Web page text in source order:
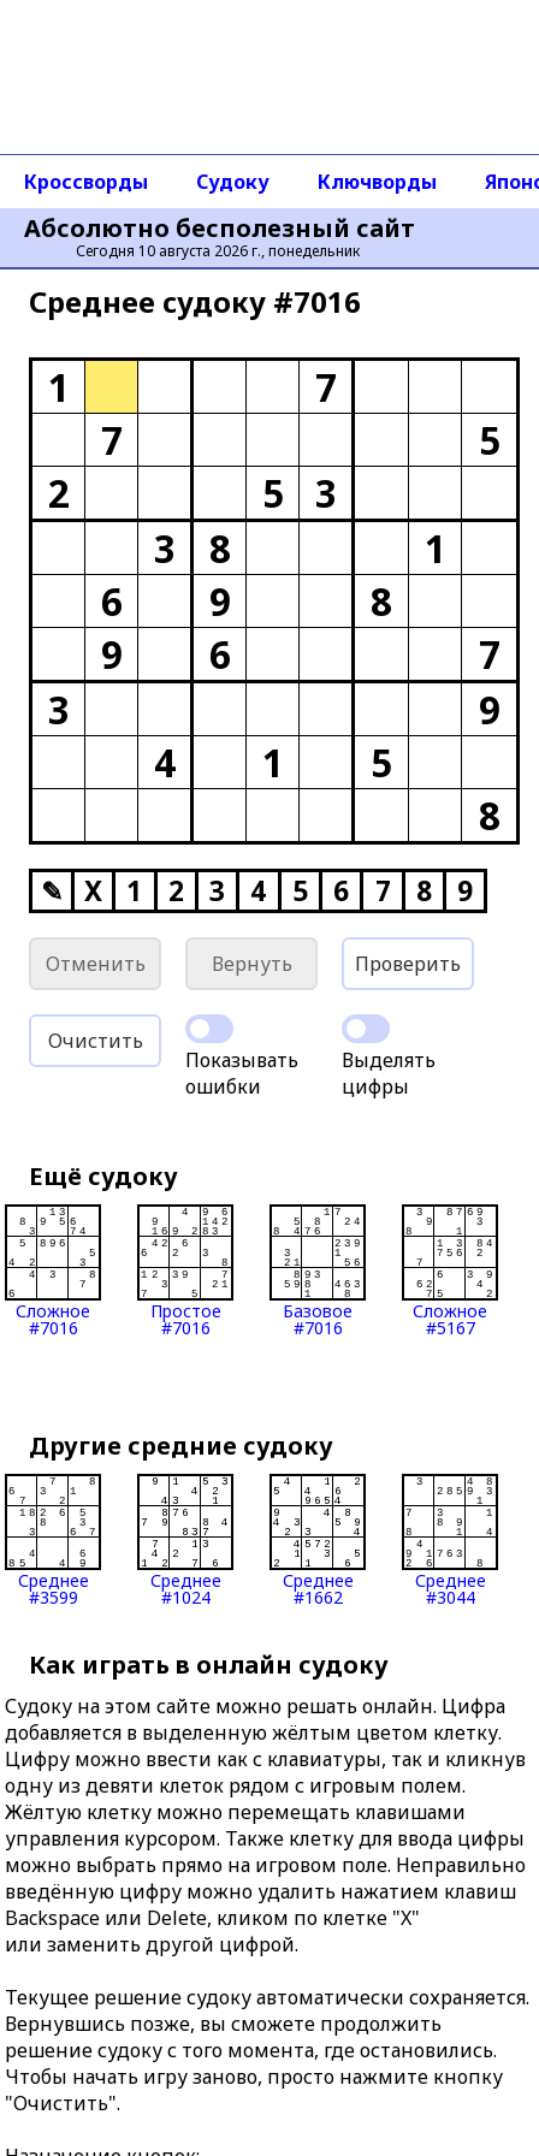
Абсолютно бесполезный сайт
Сегодня 10 августа 2026 г., понедельник
Кроссворды Судоку Ключворды
Среднее cудоку #7016
1
7
7
5
2
5
3
3
8
1
6
9
8
9
6
7
3
9
4
1
5
8
✎ X 1 2 3 4 5 6 7 8 9
Отменить Вернуть Проверить
Очистить
Показывать
ошибки
Выделять
цифры
Ещё судоку
Сложное
#7016
Простое
#7016
Базовое
#7016
Сложное
#5167
Другие средние судоку
Среднее
#3599
Среднее
#1024
Среднее
#1662
Среднее
#3044
Как играть в онлайн судоку
Судоку на этом сайте можно решать онлайн. Цифра
добавляется в выделенную жёлтым цветом клетку.
Цифру можно ввести как с клавиатуры, так и кликнув
одну из девяти клеток рядом с игровым полем.
Жёлтую клетку можно перемещать клавишами
управления курсором. Также клетку для ввода цифры
можно выбрать прямо на игровом поле. Неправильно
введённую цифру можно удалить нажатием клавиш
Backspace или Delete, кликом по клетке "X"
или заменить другой цифрой.
Текущее решение судоку автоматически сохраняется.
Вернувшись позже, вы сможете продолжить
решение судоку с того момента, где остановились.
Чтобы начать игру заново, просто нажмите кнопку
"Очистить".